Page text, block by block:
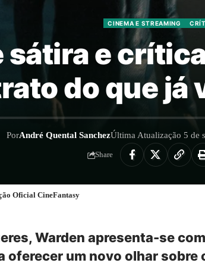
CINEMA E STREAMING
e crítica
do que já
PorAndré Quental SanchezÚltima Atualização 5 de
Share
Oficial CineFantasy
Warden apresenta-se
oferecer um novo olhar sobre